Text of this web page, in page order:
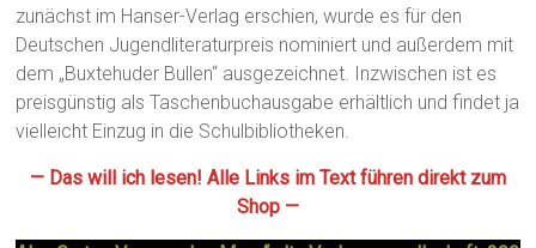
zunächst im Hanser-Verlag erschien, wurde es für den
Deutschen Jugendliteraturpreis nominiert und außerdem mit
dem „Buxtehuder Bullen“ ausgezeichnet. Inzwischen ist es
preisgünstig als Taschenbuchausgabe erhältlich und findet ja
vielleicht Einzug in die Schulbibliotheken.
— Das will ich lesen! Alle Links im Text führen direkt zum
Shop —